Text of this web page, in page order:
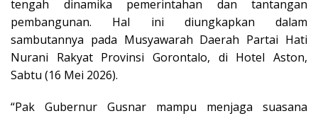
tengah dinamika pemerintahan dan tantangan
pembangunan. Hal ini diungkapkan dalam
sambutannya pada Musyawarah Daerah Partai Hati
Nurani Rakyat Provinsi Gorontalo, di Hotel Aston,
Sabtu (16 Mei 2026).
“Pak Gubernur Gusnar mampu menjaga suasana